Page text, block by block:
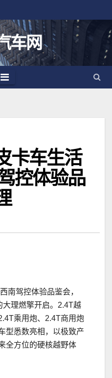
车网
卡车生活
控体验品
南驾控体验品鉴会，
大理燃擎开启。2.4T越
乘用炮、2.4T商用炮
型悉数亮相，以极致产
全方位的硬核越野体